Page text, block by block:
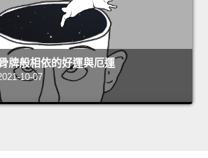
牌般相依的好運與厄運
10-07